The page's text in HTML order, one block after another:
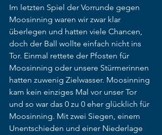
Im letzten Spiel der Vorrunde gegen
Moosinning waren wir zwar klar
überlegen und hatten viele Chancen,
doch der Ball wollte einfach nicht ins
Tor. Einmal rettete der Pfosten für
Moosinning oder unsere Stürmerinnen
hatten zuwenig Zielwasser. Moosinning
kam kein einziges Mal vor unser Tor
und so war das 0 zu 0 eher glücklich für
Moosinning. Mit zwei Siegen, einem
Unentschieden und einer Niederlage